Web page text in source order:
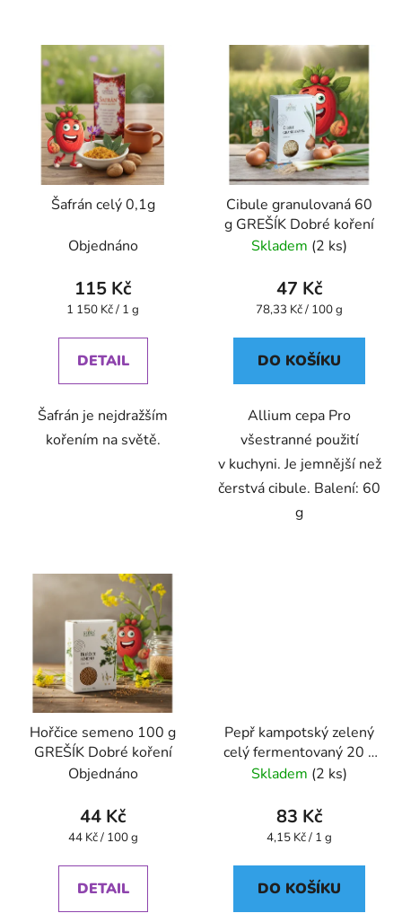
Šafrán celý 0,1g
Objednáno
115 Kč
Měrná
1 150 Kč / 1 g
DETAIL
Šafrán je nejdražším
kořením na světě.
Cibule granulovaná 60
g GREŠÍK Dobré koření
Skladem (2 ks)
47 Kč
Měrná
78,33 Kč / 100 g
DO KOŠÍKU
Allium cepa Pro
všestranné použití
v kuchyni. Je jemnější než
čerstvá cibule. Balení: 60
g
Hořčice semeno 100 g
GREŠÍK Dobré koření
Objednáno
44 Kč
Měrná
44 Kč / 100 g
DETAIL
Pepř kampotský zelený
celý fermentovaný 20 g
GREŠÍK Dobré koření
Skladem (2 ks)
83 Kč
Měrná
4,15 Kč / 1 g
DO KOŠÍKU